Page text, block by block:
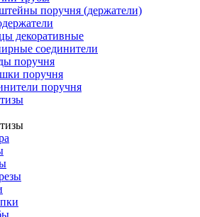
поручня (держатели)
декоративные
соединители
поручня
поручня
поручня